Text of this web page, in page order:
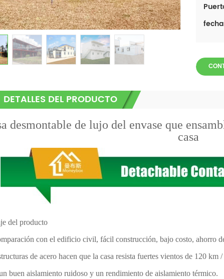
DETALLES DEL PRODUCTO
desmontable de lujo del envase que
casa
del producto
con el edificio civil, fácil construcción, bajo costo, ahorro
de acero hacen que la casa resista fuertes vientos de 120 km
buen aislamiento ruidoso y un rendimiento de aislamiento térmico.